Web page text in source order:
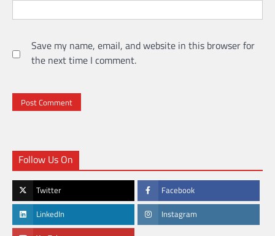
Save my name, email, and website in this browser for
the next time I comment.
Follow Us On
Twitter Facebook
LinkedIn Instagram